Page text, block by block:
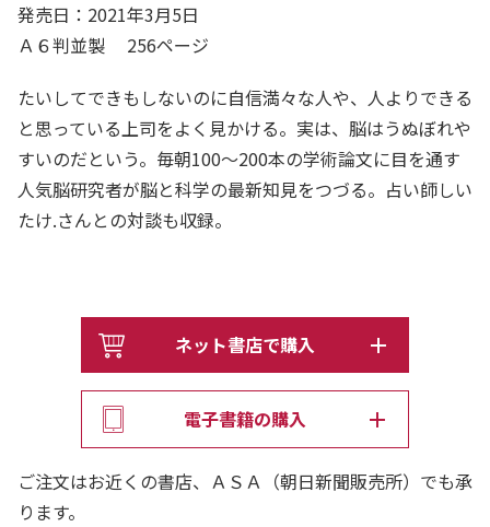
発売日：2021年3月5日
Ａ６判並製 256ページ
たいしてできもしないのに自信満々な人や、人よりできる
と思っている上司をよく見かける。実は、脳はうぬぼれや
すいのだという。毎朝100〜200本の学術論文に目を通す
人気脳研究者が脳と科学の最新知見をつづる。占い師しい
たけ.さんとの対談も収録。
ネット書店で購入
電子書籍の購入
ご注文はお近くの書店、ＡＳＡ（朝日新聞販売所）でも承
ります。